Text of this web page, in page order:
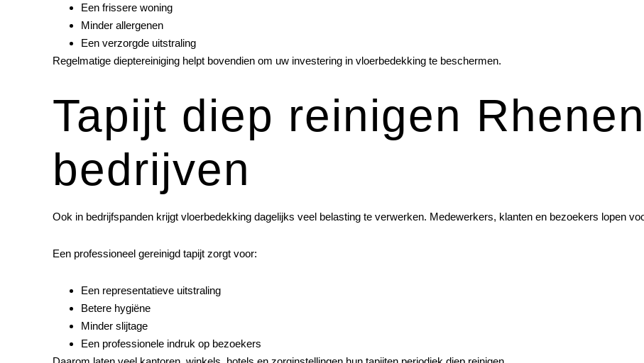
Een frissere woning
Minder allergenen
Een verzorgde uitstraling
Regelmatige dieptereiniging helpt bovendien om uw investering in vloerbedekking te beschermen.
Tapijt diep reinigen
bedrijven
Ook in bedrijfspanden krijgt vloerbedekking dagelijks veel belasting te verwerken. Medewerkers, klanten en bezoekers lopen
Een professioneel gereinigd tapijt zorgt voor:
Een representatieve uitstraling
Betere hygiëne
Minder slijtage
Een professionele indruk op bezoekers